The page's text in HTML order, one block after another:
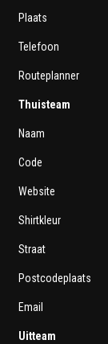
Plaats
Telefoon
Routeplanner
Thuisteam
Naam
Code
Website
Shirtkleur
Straat
Postcodeplaats
Email
Uitteam